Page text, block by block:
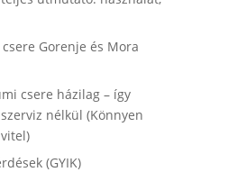
Gorenje és Mora
csere házilag – így
nélkül (Könnyen
(GYIK)